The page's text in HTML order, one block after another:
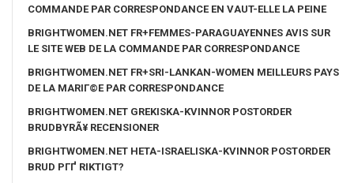
COMMANDE PAR CORRESPONDANCE EN VAUT-ELLE LA PEINE
BRIGHTWOMEN.NET FR+FEMMES-PARAGUAYENNES AVIS SUR
LE SITE WEB DE LA COMMANDE PAR CORRESPONDANCE
BRIGHTWOMEN.NET FR+SRI-LANKAN-WOMEN MEILLEURS PAYS
DE LA MARIГ©E PAR CORRESPONDANCE
BRIGHTWOMEN.NET GREKISKA-KVINNOR POSTORDER
BRUDBYRÃ¥ RECENSIONER
BRIGHTWOMEN.NET HETA-ISRAELISKA-KVINNOR POSTORDER
BRUD PГҐ RIKTIGT?